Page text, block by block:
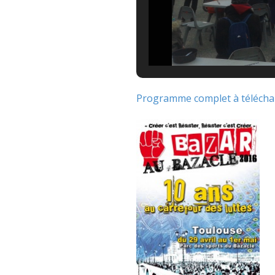
Programme complet à